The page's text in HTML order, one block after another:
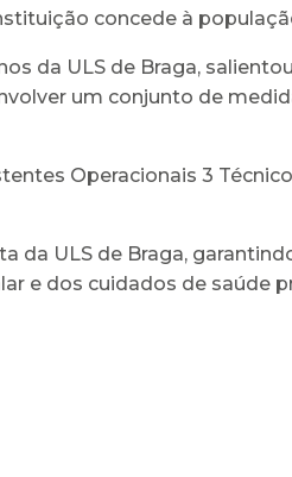
concede à
da ULS de Braga,
um conjunto de
Operacionais 3
ULS de Braga,
e dos cuidados de saúde